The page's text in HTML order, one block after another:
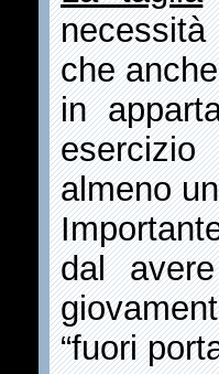
che
in
almeno
dal
“fuori